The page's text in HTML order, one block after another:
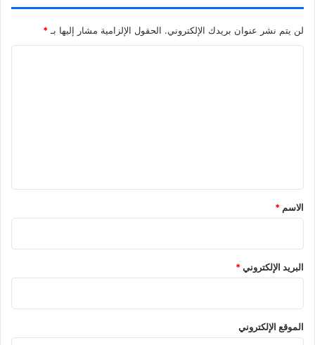
لن يتم نشر عنوان بريدك الإلكتروني. الحقول الإلزامية مشار إليها بـ *
الاسم *
البريد الإلكتروني*
الموقع الإلكتروني